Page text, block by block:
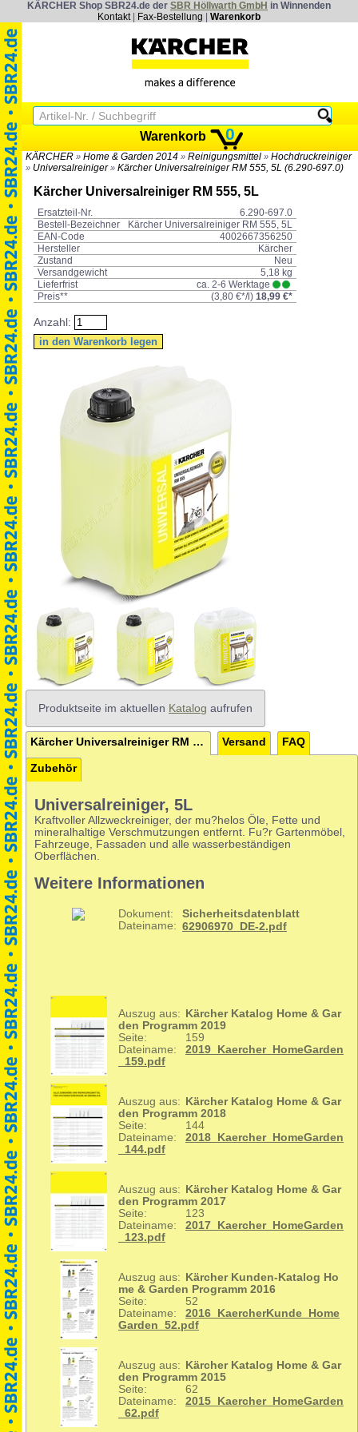
KÄRCHER Shop SBR24.de der SBR Höllwarth GmbH in Winnenden
Kontakt| Fax-Bestellung Warenkorb
Warenkorb 0
KÄRCHER » Home & Garden 2014 » Reinigungsmittel » Hochdruckreiniger
» Universalreiniger» Kärcher Universalreiniger RM 555, 5L (6.290-697.0)
Kärcher Universalreiniger RM 555, 5L
Ersatzteil-Nr.
6.290-697.0
Bestell-Bezeichner
Kärcher Universalreiniger RM 555, 5L
EAN-Code
4002667356250
Hersteller
Kärcher
Zustand
Neu
Versandgewicht
5,18 kg
Lieferfrist
ca. 2-6 Werktage
Preis**
(3,80 €*/l) 18,99 €*
Anzahl:
Produktseite im aktuellen Katalog aufrufen
Kärcher Universalreiniger RM 555, 5L Versand FAQ
Zubehör
Universalreiniger, 5L
Kraftvoller Allzweckreiniger, der mu?helos Öle, Fette und
mineralhaltige Verschmutzungen entfernt. Fu?r Gartenmöbel,
Fahrzeuge, Fassaden und alle wasserbeständigen
Oberflächen.
Weitere Informationen
Dokument:
Sicherheitsdatenblatt
Dateiname: 62906970_DE-2.pdf
Auszug aus:
Kärcher Katalog Home & Gar
den Programm 2019
Seite:
159
Dateiname:
2019_Kaercher_HomeGarden
_159.pdf
Auszug aus:
Kärcher Katalog Home & Gar
den Programm 2018
Seite:
144
Dateiname:
2018_Kaercher_HomeGarden
_144.pdf
Auszug aus:
Kärcher Katalog Home & Gar
den Programm 2017
Seite:
123
Dateiname:
2017_Kaercher_HomeGarden
_123.pdf
Auszug aus:
Kärcher Kunden-Katalog Ho
me & Garden Programm 2016
Seite:
52
Dateiname:
2016_KaercherKunde_Home
Garden_52.pdf
Auszug aus:
Kärcher Katalog Home & Gar
den Programm 2015
Seite:
62
Dateiname:
2015_Kaercher_HomeGarden
_62.pdf